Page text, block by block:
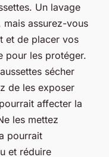
Un lavage
mais assurez-vous
et de placer vos
pour les protéger.
sécher
de les exposer
affecter la
les mettez
pourrait
et réduire